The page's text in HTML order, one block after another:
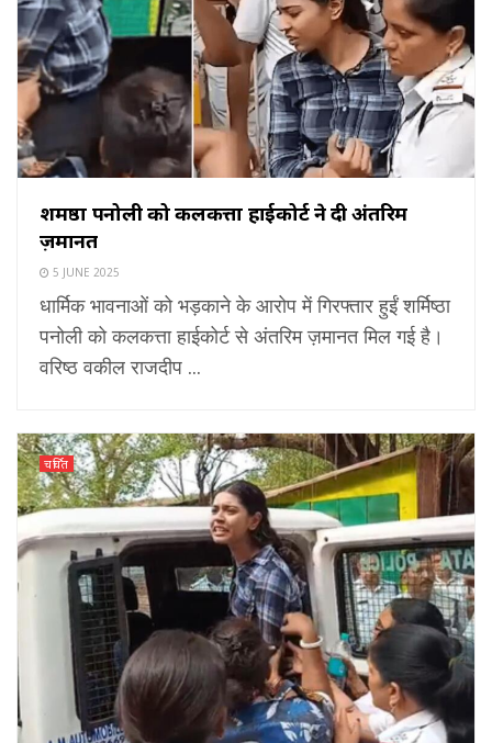
शर्मिष्ठा पनोली को कलकत्ता हाईकोर्ट ने दी अंतरिम
ज़मानत
5 JUNE 2025
धार्मिक भावनाओं को भड़काने के आरोप में गिरफ्तार हुईं शर्मिष्ठा
पनोली को कलकत्ता हाईकोर्ट से अंतरिम ज़मानत मिल गई है।
वरिष्ठ वकील राजदीप ...
चर्चित